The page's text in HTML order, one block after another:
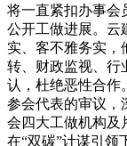
将一直紧扣办事会
公开工做进展。云
实、客不雅务实，
转、财政监视、行
认，杜绝恶性合作
参会代表的审议，
会四大工做机构及
在“双碳”计谋引领